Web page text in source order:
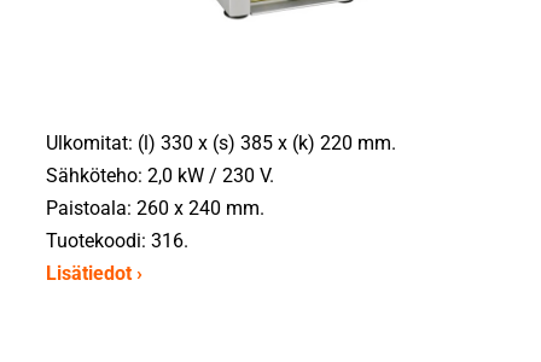
Ulkomitat: (l) 330 x (s) 385 x (k) 220 mm.
Sähköteho: 2,0 kW / 230 V.
Paistoala: 260 x 240 mm.
Tuotekoodi: 316.
Lisätiedot ›